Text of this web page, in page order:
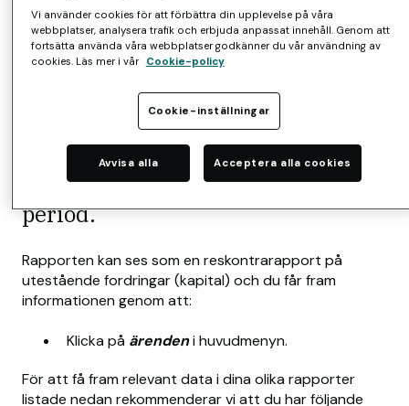
efterbevakningsrapport?
innehåller information om kapital
och antal ärenden som placerats
för efterbevakning under vald
period.
Rapporten kan ses som en reskontrarapport på
utestående fordringar (kapital) och du får fram
informationen genom att:
Klicka på ärendeni huvudmenyn.
För att få fram relevant data i dina olika rapporter
listade nedan rekommenderar vi att du har följande
Vi använder cookies för att förbättra din upplevelse på våra
webbplatser, analysera trafik och erbjuda anpassat innehåll. Genom att
fortsätta använda våra webbplatser godkänner du vår användning av
cookies. Läs mer i vår Cookie-policy
Cookie-inställningar
Avvisa alla Acceptera alla cookies